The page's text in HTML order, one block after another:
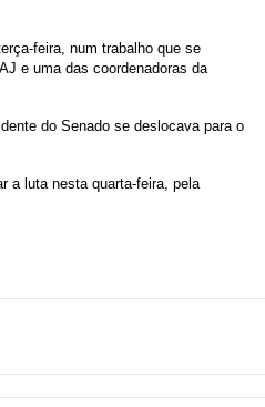
feira, num trabalho que se
e uma das coordenadoras da
do Senado se deslocava para o
a luta nesta quarta-feira, pela